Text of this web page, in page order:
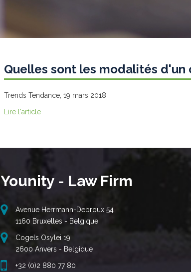
Quelles sont les modalités d'un
Trends Tendance, 19 mars 2018
Lire l'article
Younity - Law Firm
Avenue Herrmann-Debroux 54
1160 Bruxelles - Belgique
Cogels Osylei 19
2600 Anvers - Belgique
+32 (0)2 880 77 80